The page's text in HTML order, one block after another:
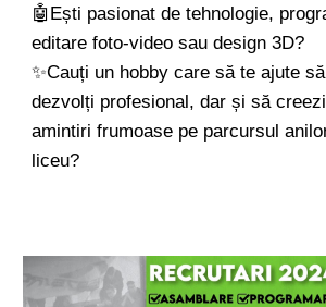
🤖Ești pasionat de tehnologie,
editare foto-video sau design 3D?
✨Cauți un hobby care să te ajute
dezvolți profesional, dar și să creezi
amintiri frumoase pe parcursul
liceu?